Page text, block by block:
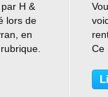
H &
lors de
en
suis
Ce